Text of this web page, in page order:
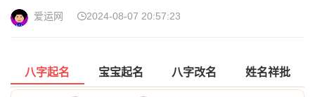
爱运网 2024-08-07 20:57:23
八字起名 宝宝起名 八字改名 姓名祥批